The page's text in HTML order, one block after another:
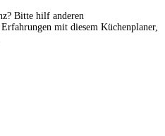
Bitte hilf anderen
mit diesem Küchenplaner,